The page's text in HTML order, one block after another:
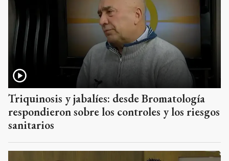
Triquinosis y jabalíes: desde Bromatología
respondieron sobre los controles y los riesgos
sanitarios